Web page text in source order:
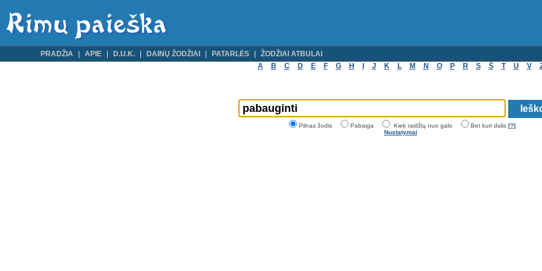
PRADŽIA APIE D.U.K. DAINŲ ŽODŽIAI PATARLĖS
ŽODŽIAI ATBULAI
A
B C D E F G H J K L M N O P R S Š T U V
Pilnas žodis Pabaiga Kiek raidžių nuo galo Bet kuri dalis [?]
Nustatymai